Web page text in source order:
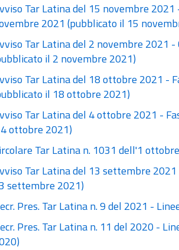
Tar Latina del 15 novembre 2021
2021 (pubblicato il 15
Tar Latina del 2 novembre 2021
il 2 novembre 2021)
Tar Latina del 18 ottobre 2021 -
il 18 ottobre 2021)
Tar Latina del 4 ottobre 2021 -
ottobre 2021)
Tar Latina n. 1031 dell'1
Tar Latina del 13 settembre
settembre 2021)
Pres. Tar Latina n. 9 del 2021 -
Pres. Tar Latina n. 11 del 2020 -